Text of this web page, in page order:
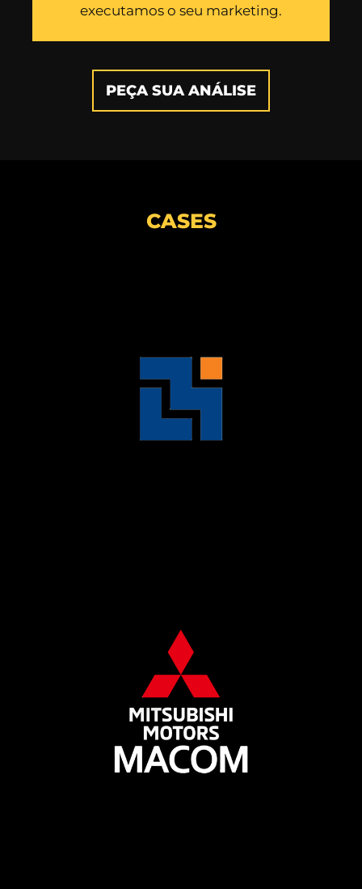
executamos o seu marketing.
PEÇA SUA ANÁLISE
CASES